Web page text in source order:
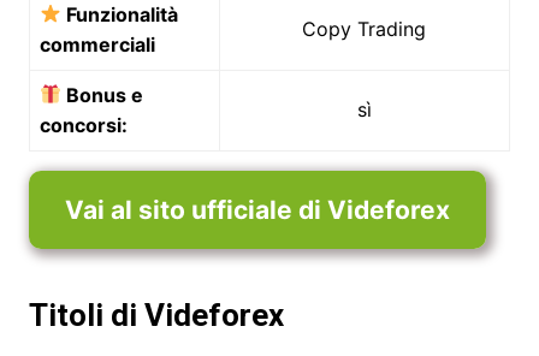
Funzionalità
commerciali
Copy Trading
Bonus e
concorsi:
sì
Vai al sito ufficiale di Videforex
Titoli di Videforex